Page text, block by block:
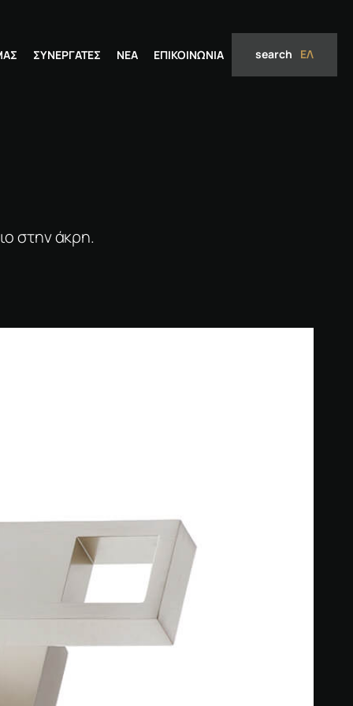
ΣΥΝΕΡΓΆΤΕΣ ΝΈΑ ΕΠΙΚΟΙΝΩΝΊΑ search ΕΛ
στην άκρη.